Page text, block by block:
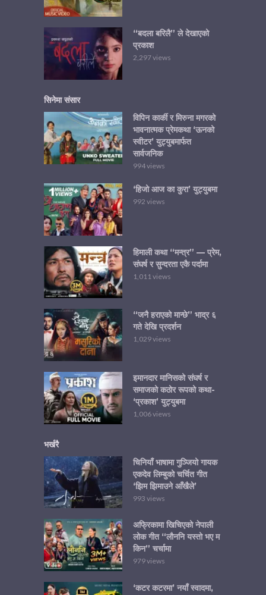
“बदला बरिलै” ले देखाएको
प्रकाश
2,297 views
सिनेमा संसार
विपिन कार्की र मिरुना मगरको
भावनात्मक प्रेमकथा ‘ऊनको
स्वीटर’ युट्युबमार्फत
सार्वजनिक
994 views
‘हिजो आज का कुरा’ युट्युबमा
992 views
हिमाली कथा “मन्त्र” — प्रेम,
संघर्ष र सुन्दरता एकै पर्दामा
1,011 views
“जनै हराएको मान्छे” भाद्र ६
गते देखि प्रदर्शन
1,029 views
इमानदार मानिसको संघर्ष र
समाजको कठोर रूपको कथा-
‘प्रकाश’ युट्युबमा
1,006 views
भर्खरै
चिनियाँ भाषामा गुञ्जियो गायक
एकदेव लिम्बुको चर्चित गीत
‘झिम झिमाउने आँखैले’
993 views
अफ्रिकामा खिचिएको नेपाली
लोक गीत “लौननि यस्तो भए म
किन” चर्चामा
979 views
‘कटर कटरमा’ नयाँ स्वादमा,